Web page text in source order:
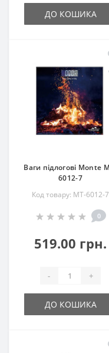
ДО КОШИКА
Ваги підлогові Monte
6012-7
Код товару: MT-6012-7
0
519.00 грн.
- +
ДО КОШИКА